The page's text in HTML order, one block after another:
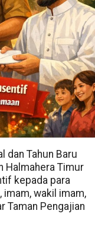
dan Tahun Baru
Halmahera Timur
kepada para
wakil imam,
Taman Pengajian